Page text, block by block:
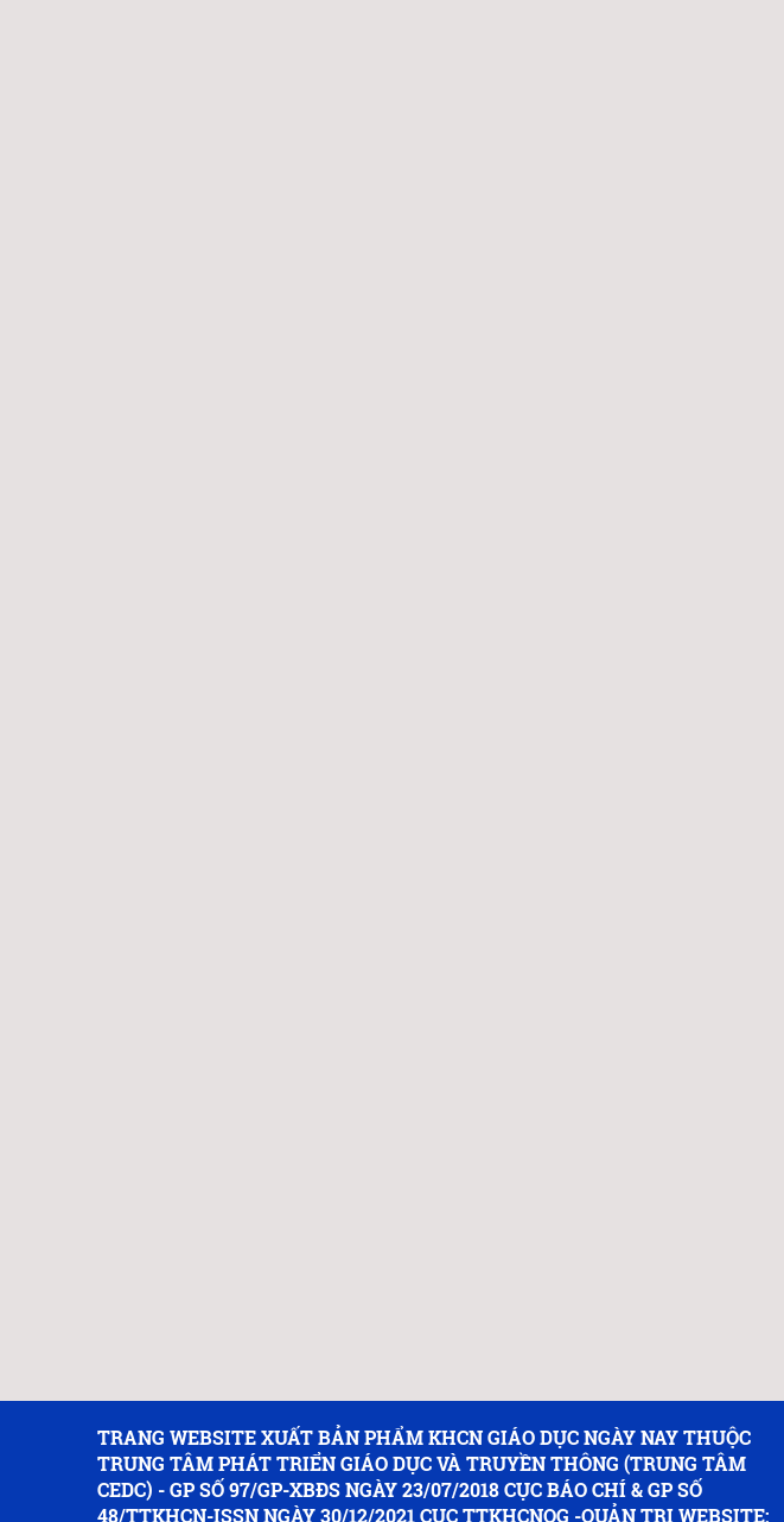
TRANG WEBSITE XUẤT BẢN PHẨM KHCN GIÁO DỤC NGÀY NAY THUỘC
TRUNG TÂM PHÁT TRIỂN GIÁO DỤC VÀ TRUYỀN THÔNG (TRUNG TÂM
CEDC) - GP SỐ 97/GP-XBĐS NGÀY 23/07/2018 CỤC BÁO CHÍ & GP SỐ
48/TTKHCN-ISSN NGÀY 30/12/2021 CỤC TTKHCNQG -QUẢN TRỊ WEBSITE: